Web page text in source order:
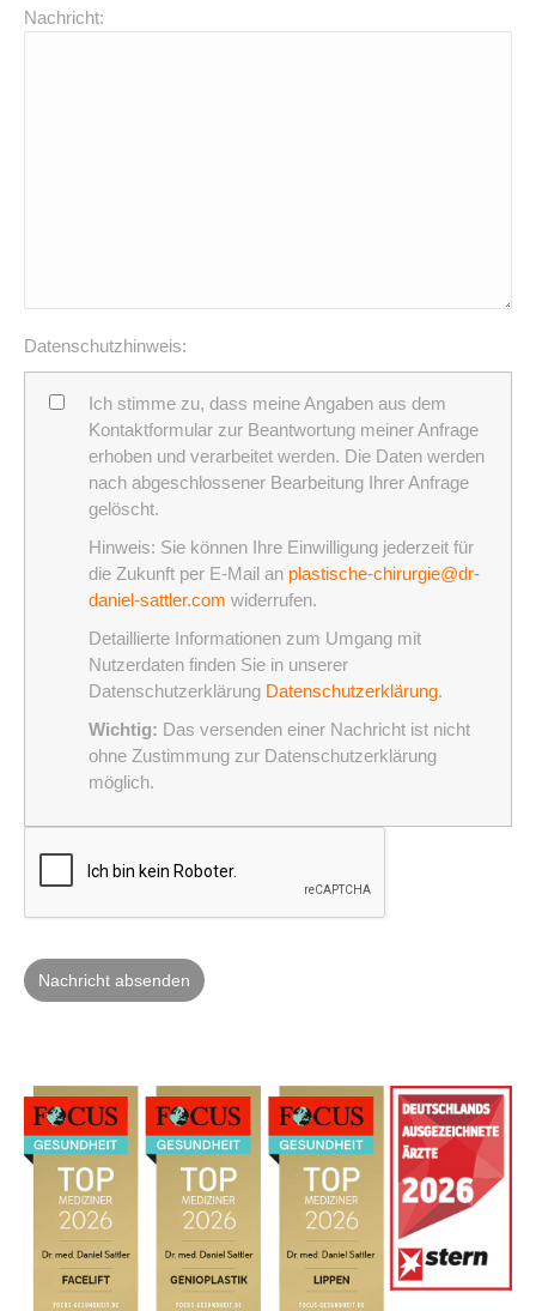
Nachricht:
Datenschutzhinweis:
Ich stimme zu, dass meine Angaben aus dem
Kontaktformular zur Beantwortung meiner Anfrage
erhoben und verarbeitet werden. Die Daten werden
nach abgeschlossener Bearbeitung Ihrer Anfrage
gelöscht.
Hinweis: Sie können Ihre Einwilligung jederzeit für
die Zukunft per E-Mail an plastische-chirurgie@dr-
daniel-sattler.com widerrufen.
Detaillierte Informationen zum Umgang mit
Nutzerdaten finden Sie in unserer
Datenschutzerklärung Datenschutzerklärung.
Wichtig: Das versenden einer Nachricht ist nicht
ohne Zustimmung zur Datenschutzerklärung
möglich.